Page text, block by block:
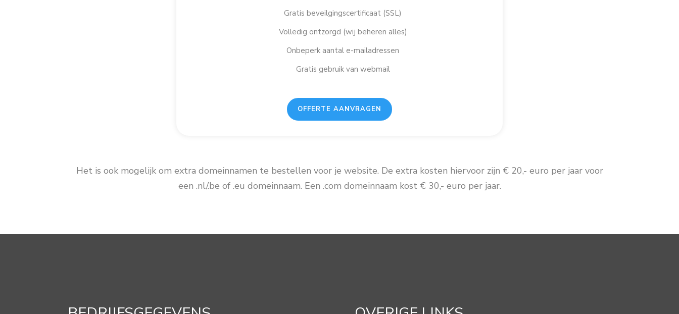
Gratis beveilgingscertificaat (SSL)
Volledig ontzorgd (wij beheren alles)
Onbeperk aantal e-mailadressen
Gratis gebruik van webmail
OFFERTE AANVRAGEN
Het is ook mogelijk om extra domeinnamen te bestellen voor je website. De extra kosten hiervoor zijn € 20,- euro per jaar voor
een .nl/.be of .eu domeinnaam. Een .com domeinnaam kost € 30,- euro per jaar.